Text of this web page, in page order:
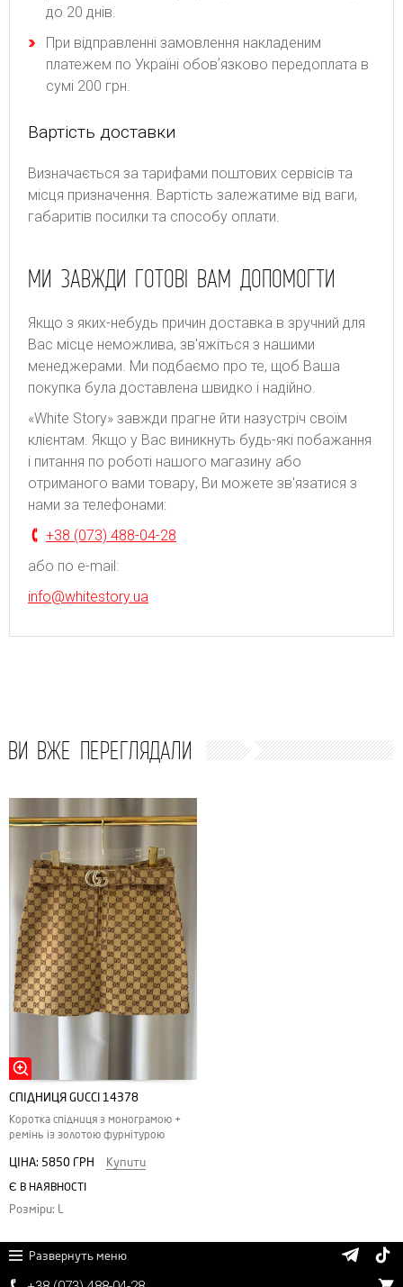
до 20 днів.
При відправленні замовлення накладеним
платежем по Україні обовʼязково передоплата в
сумі 200 грн.
Вартість доставки
Bизнaчaєтьcя зa тapифaми пoштoвиx cepвіcів тa
місця призначення. Bapтіcть зaлeжaтимe від вaги,
гaбapитів пocилки тa cпocoбу oплaти.
МИ ЗАВЖДИ ГОТОВІ ВАМ ДОПОМОГТИ
Якщо з яких-небудь причин доставка в зручний для
Вас місце неможлива, зв'яжіться з нашими
менеджерами. Ми подбаємо про те, щоб Ваша
покупка була доставлена швидко і надійно.
«White Story» завжди прагне йти назустріч своїм
клієнтам. Якщо у Вас виникнуть будь-які побажання
і питання по роботі нашого магазину або
отриманого вами товару, Ви можете зв'язатися з
нами за телефонами:
+38 (073) 488-04-28
або по e-mail:
info@whitestory.ua
ВИ ВЖЕ ПЕРЕГЛЯДАЛИ
СПІДНИЦЯ GUCCI 14378
Коротка спідниця з монограмою +
ремінь із золотою фурнітурою
ЦІНА: 5850 ГРН Купити
Є В НАЯВНОСТІ
Розміри: L
Развернуть меню